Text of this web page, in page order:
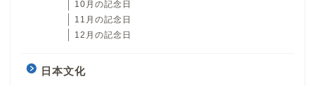
10月の記念日
11月の記念日
12月の記念日
日本文化